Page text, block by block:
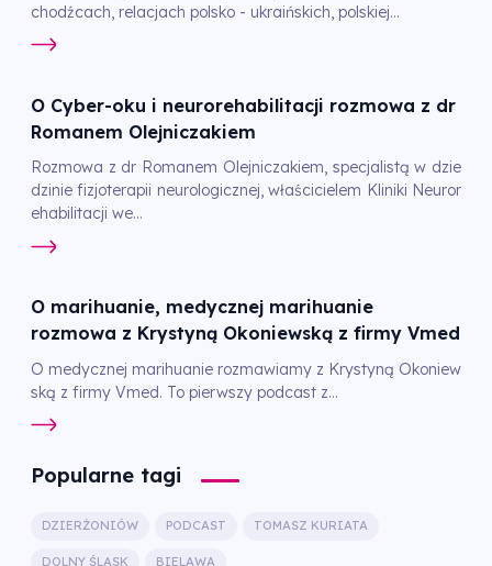
chodźcach, relacjach polsko - ukraińskich, polskiej...
O Cyber-oku i neurorehabilitacji rozmowa z dr
Romanem Olejniczakiem
Rozmowa z dr Romanem Olejniczakiem, specjalistą w dzie
dzinie fizjoterapii neurologicznej, właścicielem Kliniki Neuror
ehabilitacji we...
O marihuanie, medycznej marihuanie
rozmowa z Krystyną Okoniewską z firmy Vmed
O medycznej marihuanie rozmawiamy z Krystyną Okoniew
ską z firmy Vmed. To pierwszy podcast z...
Popularne tagi
DZIERŻONIÓW PODCAST TOMASZ KURIATA
DOLNY ŚLĄSK BIELAWA